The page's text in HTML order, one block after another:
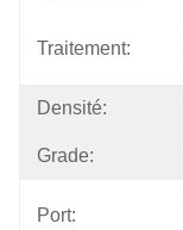
Traitement:
Densité:
Grade:
Port: